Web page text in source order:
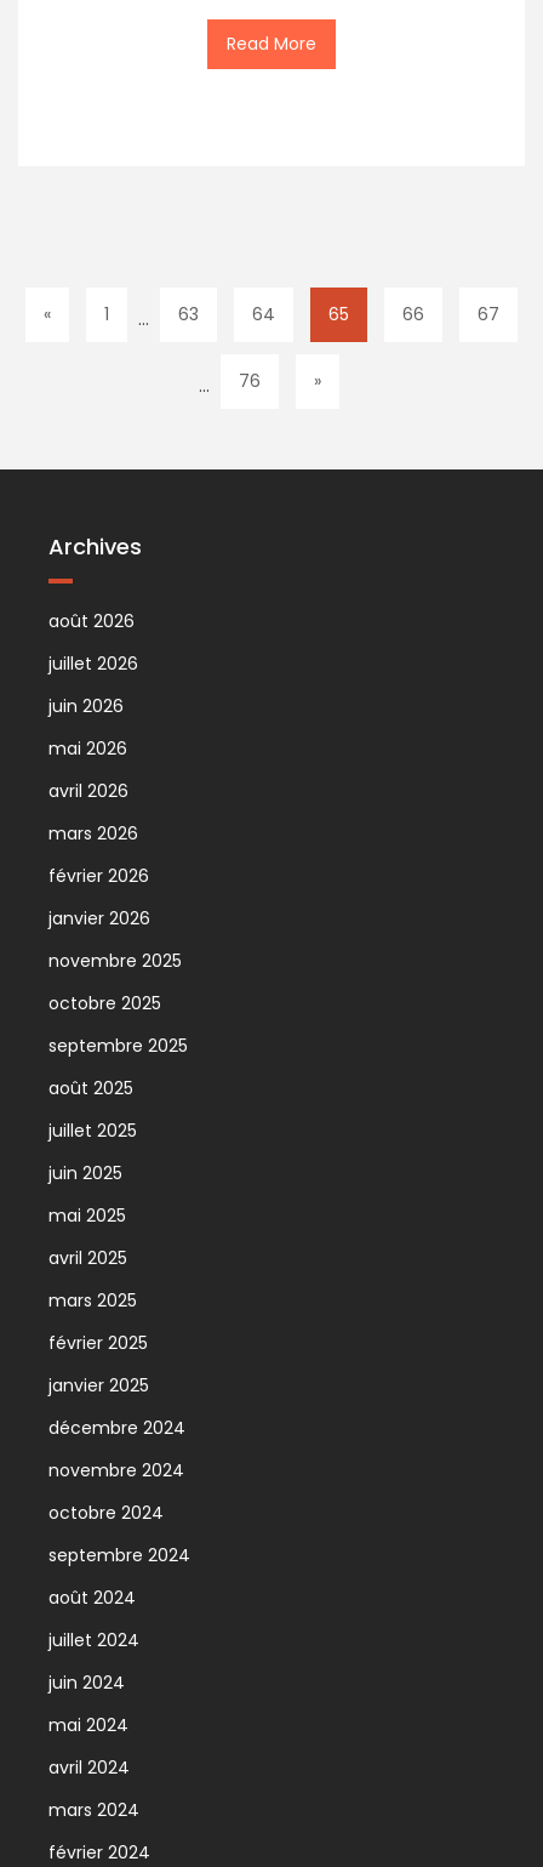
Read More
« 1 … 63 64 65 66 67
… 76 »
Archives
août 2026
juillet 2026
juin 2026
mai 2026
avril 2026
mars 2026
février 2026
janvier 2026
novembre 2025
octobre 2025
septembre 2025
août 2025
juillet 2025
juin 2025
mai 2025
avril 2025
mars 2025
février 2025
janvier 2025
décembre 2024
novembre 2024
octobre 2024
septembre 2024
août 2024
juillet 2024
juin 2024
mai 2024
avril 2024
mars 2024
février 2024